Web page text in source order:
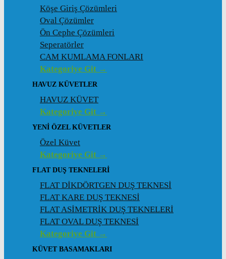
Köşe Giriş Çözümleri
Oval Çözümler
Ön Cephe Çözümleri
Seperatörler
CAM KUMLAMA FONLARI
Kategoriye Git →
HAVUZ KÜVETLER
HAVUZ KÜVET
Kategoriye Git →
YENI ÖZEL KÜVETLER
Özel Küvet
Kategoriye Git →
FLAT DUŞ TEKNELERI
FLAT DİKDÖRTGEN DUŞ TEKNESİ
FLAT KARE DUŞ TEKNESİ
FLAT ASİMETRİK DUŞ TEKNELERİ
FLAT OVAL DUŞ TEKNESİ
Kategoriye Git →
KÜVET BASAMAKLARI